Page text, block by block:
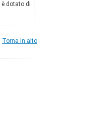
dotato di
Torna in alto